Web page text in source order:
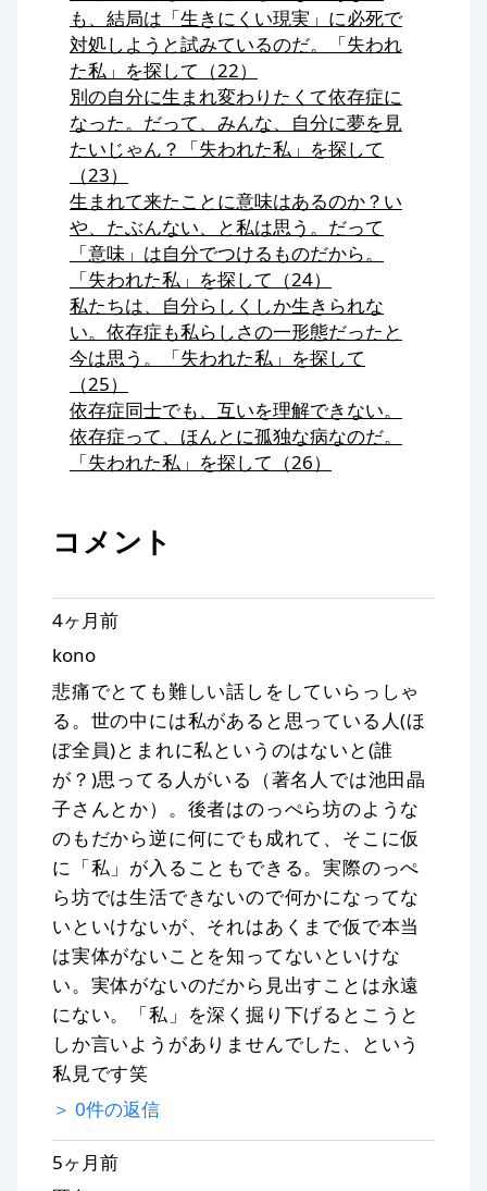
も、結局は「生きにくい現実」に必死で
対処しようと試みているのだ。「失われ
た私」を探して（22）
別の自分に生まれ変わりたくて依存症に
なった。だって、みんな、自分に夢を見
たいじゃん？「失われた私」を探して
（23）
生まれて来たことに意味はあるのか？い
や、たぶんない、と私は思う。だって
「意味」は自分でつけるものだから。
「失われた私」を探して（24）
私たちは、自分らしくしか生きられな
い。依存症も私らしさの一形態だったと
今は思う。「失われた私」を探して
（25）
依存症同士でも、互いを理解できない。
依存症って、ほんとに孤独な病なのだ。
「失われた私」を探して（26）
コメント
4ヶ月前
kono
悲痛でとても難しい話しをしていらっしゃ
る。世の中には私があると思っている人(ほ
ぼ全員)とまれに私というのはないと(誰
が？)思ってる人がいる（著名人では池田晶
子さんとか）。後者はのっぺら坊のような
のもだから逆に何にでも成れて、そこに仮
に「私」が入ることもできる。実際のっぺ
ら坊では生活できないので何かになってな
いといけないが、それはあくまで仮で本当
は実体がないことを知ってないといけな
い。実体がないのだから見出すことは永遠
にない。「私」を深く掘り下げるとこうと
しか言いようがありませんでした、という
私見です笑
＞ 0件の返信
5ヶ月前